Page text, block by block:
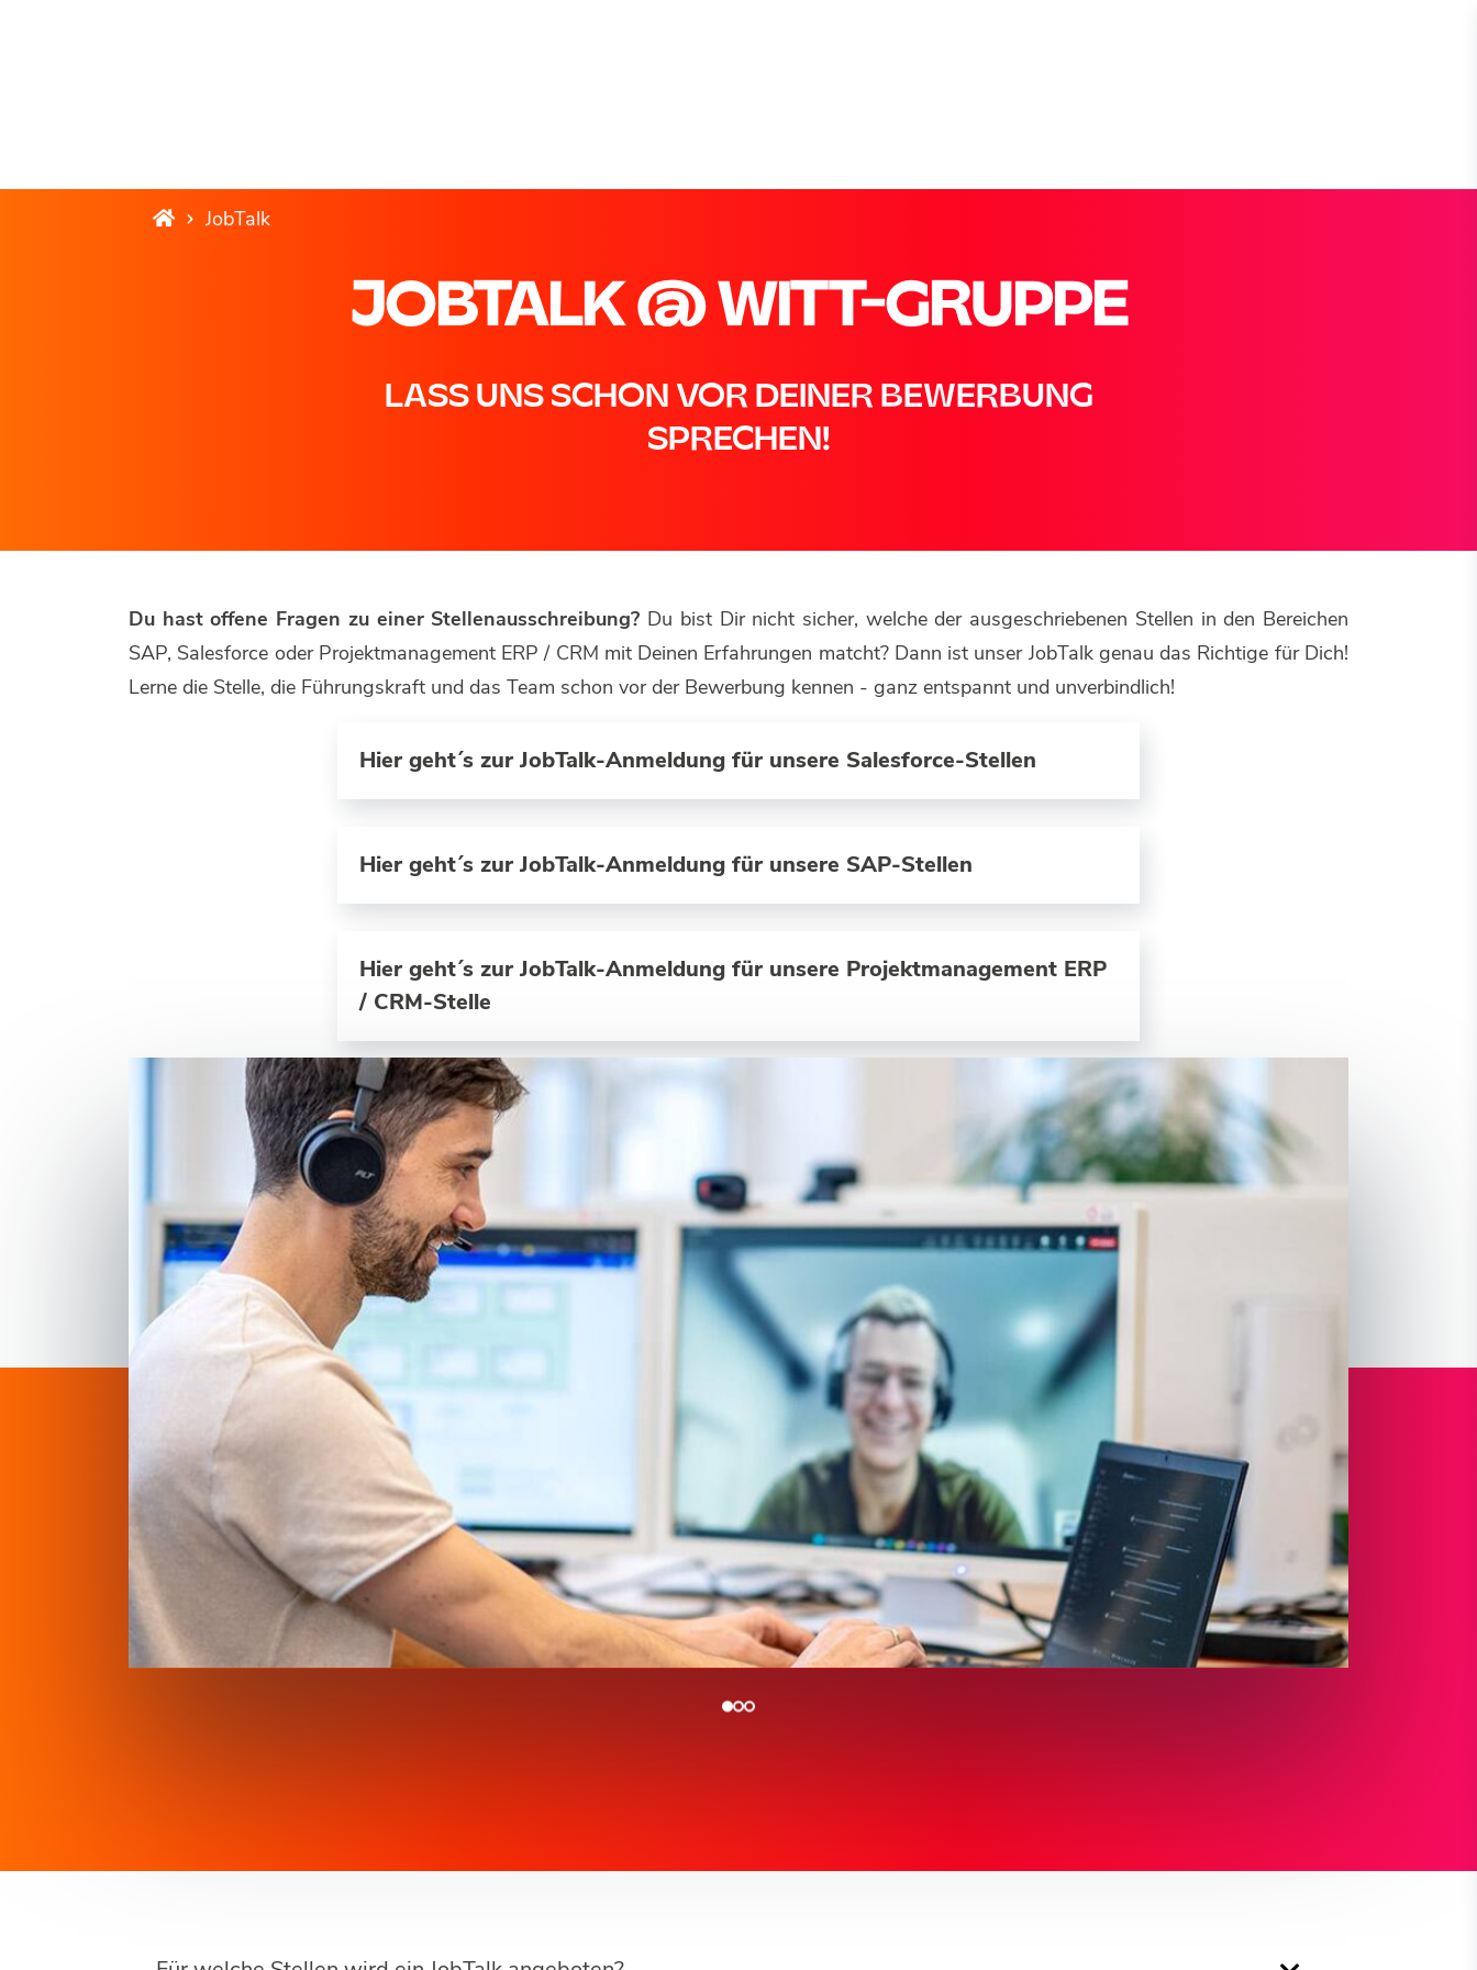
JobTalk
JOBTALK @ WITT-GRUPPE
LASS UNS SCHON VOR DEINER BEWERBUNG
SPRECHEN!
Du hast offene Fragen zu einer Stellenausschreibung? Du bist Dir nicht sicher, welche der ausgeschriebenen Stellen in den Bereichen
SAP, Salesforce oder Projektmanagement ERP / CRM mit Deinen Erfahrungen matcht? Dann ist unser JobTalk genau das Richtige für Dich!
Lerne die Stelle, die Führungskraft und das Team schon vor der Bewerbung kennen - ganz entspannt und unverbindlich!
Hier geht´s zur JobTalk-Anmeldung für unsere Salesforce-Stellen
Hier geht´s zur JobTalk-Anmeldung für unsere SAP-Stellen
Hier geht´s zur JobTalk-Anmeldung für unsere Projektmanagement ERP
/ CRM-Stelle